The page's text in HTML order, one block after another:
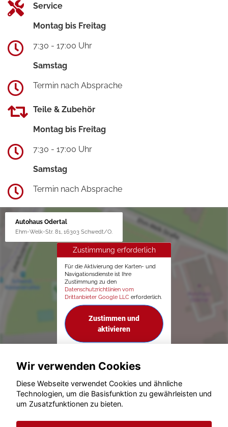
Service
Montag bis Freitag
7:30 - 17:00 Uhr
Samstag
Termin nach Absprache
Teile & Zubehör
Montag bis Freitag
7:30 - 17:00 Uhr
Samstag
Termin nach Absprache
Autohaus Odertal
Ehm-Welk-Str. 81, 16303 Schwedt/O.
Zustimmung erforderlich
Für die Aktivierung der Karten- und
Navigationsdienste ist Ihre
Zustimmung zu den
Datenschutzrichtlinien vom
Drittanbieter Google LLC erforderlich.
Zustimmen und
aktivieren
© konjunkturmotor.de GmbH 2020 - 2026
Wir verwenden Cookies
Diese Webseite verwendet Cookies und ähnliche
Technologien, um die Basisfunktion zu gewährleisten und
um Zusatzfunktionen zu bieten.